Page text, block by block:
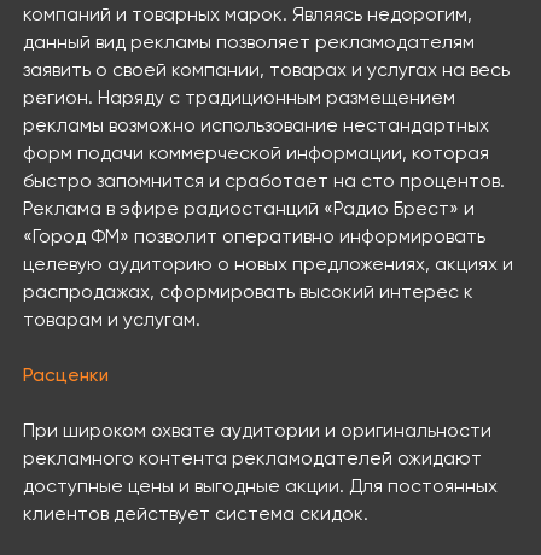
компаний и товарных марок. Являясь недорогим,
данный вид рекламы позволяет рекламодателям
заявить о своей компании, товарах и услугах на весь
регион. Наряду с традиционным размещением
рекламы возможно использование нестандартных
форм подачи коммерческой информации, которая
быстро запомнится и сработает на сто процентов.
Реклама в эфире радиостанций «Радио Брест» и
«Город ФМ» позволит оперативно информировать
целевую аудиторию о новых предложениях, акциях и
распродажах, сформировать высокий интерес к
товарам и услугам.
Расценки
При широком охвате аудитории и оригинальности
рекламного контента рекламодателей ожидают
доступные цены и выгодные акции. Для постоянных
клиентов действует система скидок.